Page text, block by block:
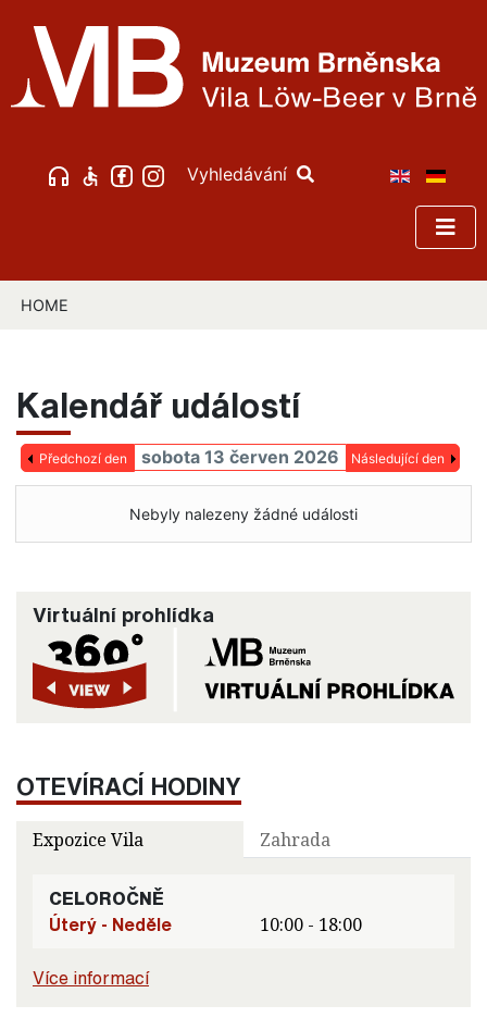
Vyhledávání
HOME
Kalendář událostí
Předchozí den sobota 13 červen 2026 Následující den
Nebyly nalezeny žádné události
Virtuální prohlídka
OTEVÍRACÍ HODINY
Expozice Vila Zahrada
CELOROČNĚ
Úterý - Neděle
10:00 - 18:00
Více informací